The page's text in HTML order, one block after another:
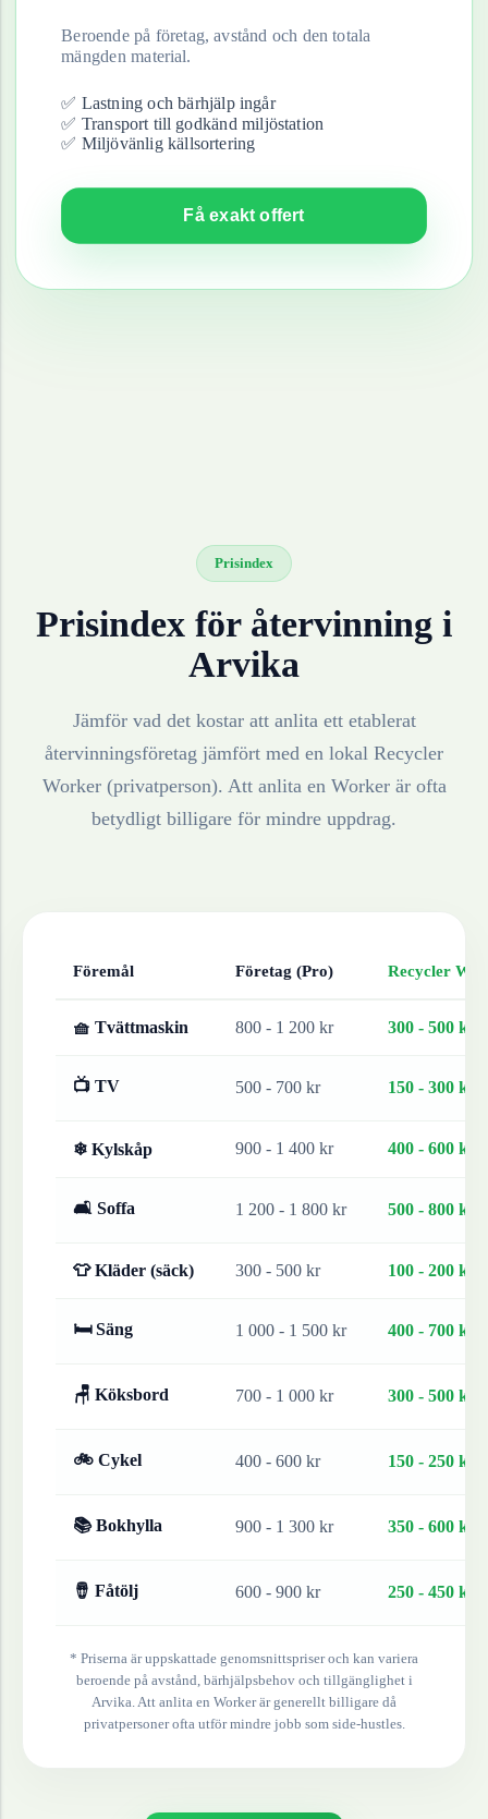
Beroende på företag, avstånd och den totala
mängden material.
✅ Lastning och bärhjälp ingår
✅ Transport till godkänd miljöstation
✅ Miljövänlig källsortering
Få exakt offert
Prisindex
Prisindex för återvinning i
Arvika
Jämför vad det kostar att anlita ett etablerat
återvinningsföretag jämfört med en lokal Recycler
Worker (privatperson). Att anlita en Worker är ofta
betydligt billigare för mindre uppdrag.
Föremål Företag (Pro) Recycler
🧺 Tvättmaskin 800 - 1 200 kr 300 - 500 kr
📺 TV 500 - 700 kr 150 - 300 kr
❄ Kylskåp 900 - 1 400 kr 400 - 600 kr
🛋 Soffa 1 200 - 1 800 kr 500 - 800 kr
👕 Kläder (säck) 300 - 500 kr 100 - 200 kr
🛏 Säng 1 000 - 1 500 kr 400 - 700 kr
🪑 Köksbord 700 - 1 000 kr 300 - 500 kr
🚲 Cykel 400 - 600 kr 150 - 250 kr
📚 Bokhylla 900 - 1 300 kr 350 - 600 kr
🪘 Fåtölj 600 - 900 kr 250 - 450 kr
* Priserna är uppskattade genomsnittspriser och kan variera
beroende på avstånd, bärhjälpsbehov och tillgänglighet i
Arvika. Att anlita en Worker är generellt billigare då
privatpersoner ofta utför mindre jobb som side-hustles.